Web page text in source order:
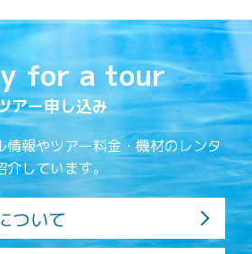
for a tour
アー申し込み
情報やツアー料金・機材のレンタ
しています。
ついて